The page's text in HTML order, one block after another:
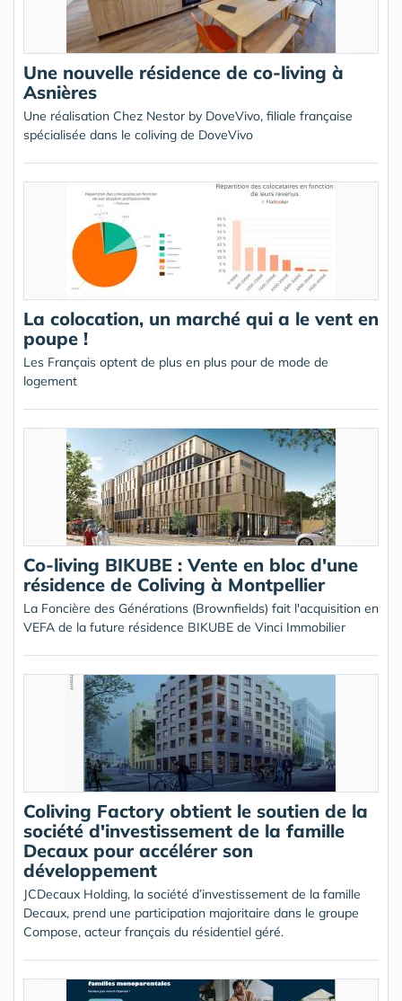
Une nouvelle résidence de co-living à
Asnières
Une réalisation Chez Nestor by DoveVivo, filiale française
spécialisée dans le coliving de DoveVivo
La colocation, un marché qui a le vent en
poupe !
Les Français optent de plus en plus pour de mode de
logement
Co-living BIKUBE : Vente en bloc d'une
résidence de Coliving à Montpellier
La Foncière des Générations (Brownfields) fait l'acquisition en
VEFA de la future résidence BIKUBE de Vinci Immobilier
Coliving Factory obtient le soutien de la
société d'investissement de la famille
Decaux pour accélérer son
développement
JCDecaux Holding, la société d’investissement de la famille
Decaux, prend une participation majoritaire dans le groupe
Compose, acteur français du résidentiel géré.